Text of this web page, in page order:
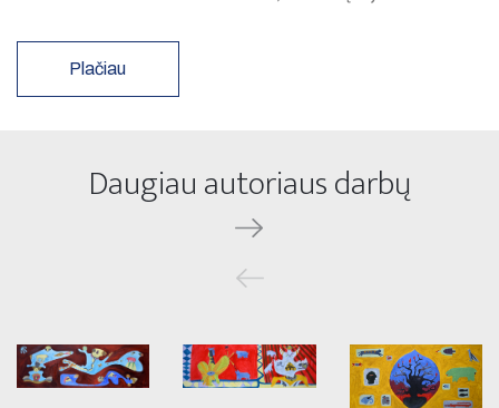
Plačiau
Daugiau autoriaus darbų